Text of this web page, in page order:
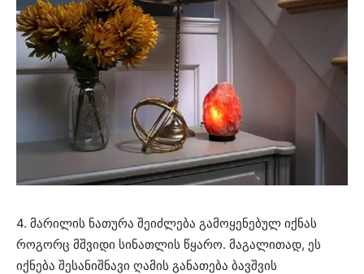
4. მარილის ნათურა შეიძლება გამოყენებულ იქნას
როგორც მშვიდი სინათლის წყარო. მაგალითად, ეს
იქნება შესანიშნავი ღამის განათება ბავშვის